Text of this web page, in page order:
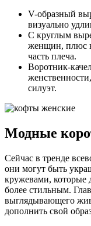
V-образный
визуально
С круглым
женщин, плюс
часть плеча.
Воротник-
силуэт.
Модные
Сейчас в тренде
они могут быть
кружевами, которые
более стильным.
выглядывающего
дополнить свой